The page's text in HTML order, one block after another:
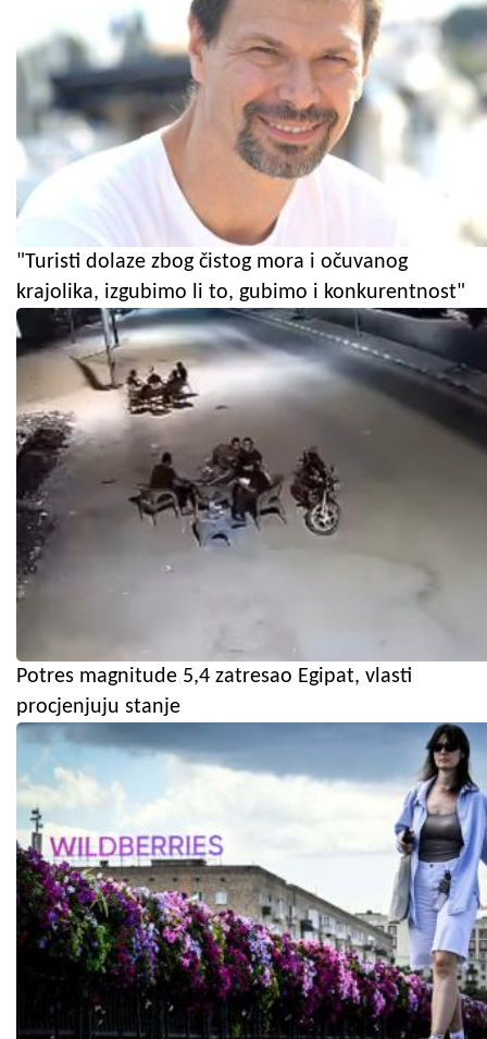
"Turisti dolaze zbog čistog mora i očuvanog
krajolika, izgubimo li to, gubimo i konkurentnost"
Potres magnitude 5,4 zatresao Egipat, vlasti
procjenjuju stanje